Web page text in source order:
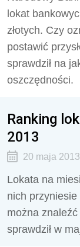
lokat
złotych. Czy
postawić
sprawdził na
oszczędności.
Ranking
2013
20 maja 2013
Lokata na
nich
można
sprawdził w